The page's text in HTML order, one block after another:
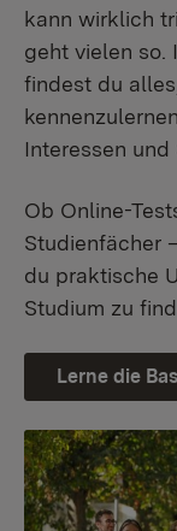
kann wirklich
geht vielen so.
findest du
Interessen und
Ob Online-
Studienfächer
du praktische
Studium zu
Lerne die